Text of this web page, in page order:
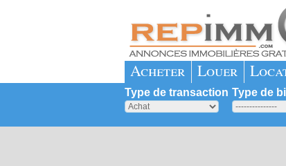
Acheter Louer
Type de transaction Type de